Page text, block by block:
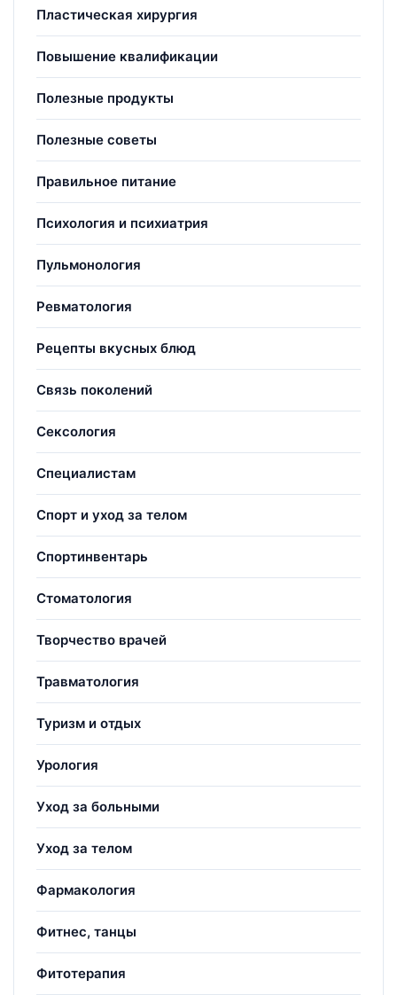
Пластическая хирургия
Повышение квалификации
Полезные продукты
Полезные советы
Правильное питание
Психология и психиатрия
Пульмонология
Ревматология
Рецепты вкусных блюд
Связь поколений
Сексология
Специалистам
Спорт и уход за телом
Спортинвентарь
Стоматология
Творчество врачей
Травматология
Туризм и отдых
Урология
Уход за больными
Уход за телом
Фармакология
Фитнес, танцы
Фитотерапия